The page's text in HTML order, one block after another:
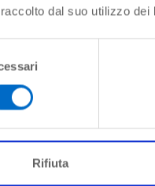
dal suo utilizzo dei
Rifiuta